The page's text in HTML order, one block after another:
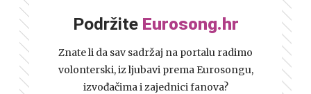
Podržite Eurosong.hr
Znate li da sav sadržaj na portalu radimo
volonterski, iz ljubavi prema Eurosongu,
izvođačima i zajednici fanova?